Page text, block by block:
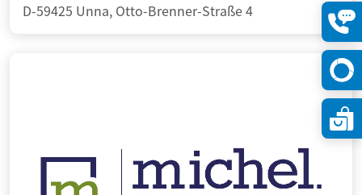
D-59425 Unna, Otto-Brenner-Straße 4